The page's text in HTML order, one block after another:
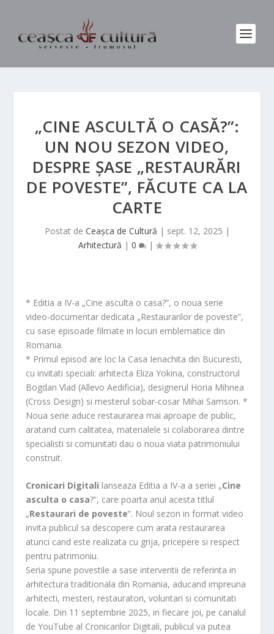
„CINE ASCULTĂ O CASĂ?”:
UN NOU SEZON VIDEO,
DESPRE ȘASE „RESTAURĂRI
DE POVESTE”, FĂCUTE CA LA
CARTE
Postat de Ceașca de Cultură | sept. 12, 2025 |
Arhitectură | 0 |
* Editia a IV-a „Cine asculta o casa?”, o noua serie
video-documentar dedicata „Restaurarilor de poveste”,
cu sase episoade filmate in locuri emblematice din
Romania.
* Primul episod are loc la Casa Ienachita din Bucuresti,
cu invitati speciali: arhitecta Eliza Yokina, constructorul
Bogdan Vlad (Allevo Aedificia), designerul Horia Mihnea
(Cross Design) si mesterul sobar-cosar Mihai Samson. *
Noua serie aduce restaurarea mai aproape de public,
aratand cum calitatea, materialele si colaborarea dintre
specialisti si comunitati dau o noua viata patrimoniului
construit.
Cronicari Digitali lanseaza Editia a IV-a a seriei „Cine
asculta o casa?”, care poarta anul acesta titlul
„Restaurari de poveste”. Noul sezon in format video
invita publicul sa descopere cum arata restaurarea
atunci cand este realizata cu grija, pricepere si respect
pentru patrimoniu.
Seria spune povestile a sase interventii de referinta in
arhitectura traditionala din Romania, aducand impreuna
arhitecti, mesteri, restauratori, voluntari si comunitati
locale. Din 11 septembrie 2025, in fiecare joi, pe canalul
de YouTube al Cronicarilor Digitali, publicul va putea